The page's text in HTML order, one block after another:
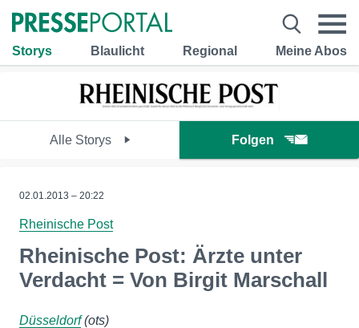
Storys Blaulicht Regional Meine Abos
Alle Storys Folgen
02.01.2013 – 20:22
Rheinische Post
Rheinische Post: Ärzte unter
Verdacht = Von Birgit Marschall
Düsseldorf(ots)